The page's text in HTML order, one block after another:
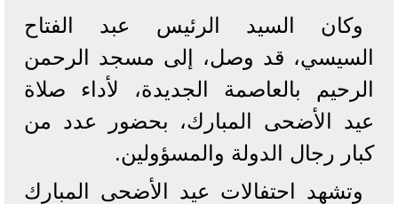
وكان السيد الرئيس عبد الفتاح
السيسي، قد وصل، إلى مسجد الرحمن
الرحيم بالعاصمة الجديدة، لأداء صلاة
عيد الأضحى المبارك، بحضور عدد من
كبار رجال الدولة والمسؤولين.
وتشهد احتفالات عيد الأضحى المبارك